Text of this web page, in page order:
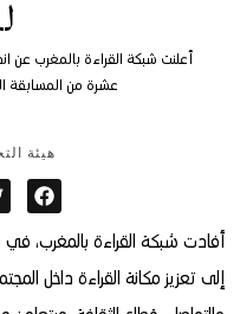
أعلنت شبكة القراءة بالمغرب عن
عشرة من المسابقة
هيئة
أفادت شبكة القراءة بالمغرب، في
إلى تعزيز مكانة القراءة داخل